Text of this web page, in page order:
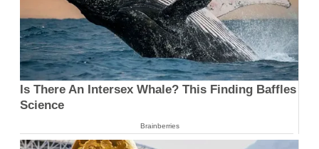
Is There An Intersex Whale? This Finding Baffles
Science
Brainberries